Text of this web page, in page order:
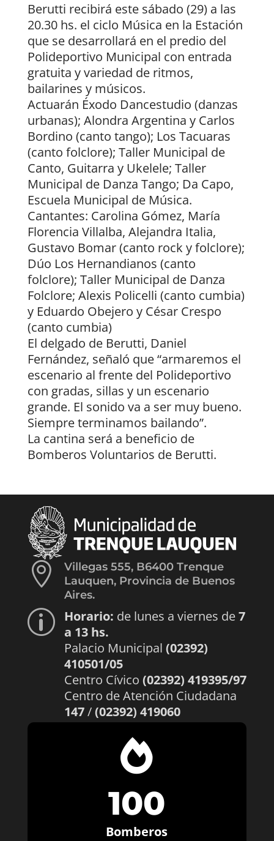
Berutti recibirá este sábado (29) a las
20.30 hs. el ciclo Música en la Estación
que se desarrollará en el predio del
Polideportivo Municipal con entrada
gratuita y variedad de ritmos,
bailarines y músicos.
Actuarán Éxodo Dancestudio (danzas
urbanas); Alondra Argentina y Carlos
Bordino (canto tango); Los Tacuaras
(canto folclore); Taller Municipal de
Canto, Guitarra y Ukelele; Taller
Municipal de Danza Tango; Da Capo,
Escuela Municipal de Música.
Cantantes: Carolina Gómez, María
Florencia Villalba, Alejandra Italia,
Gustavo Bomar (canto rock y folclore);
Dúo Los Hernandianos (canto
folclore); Taller Municipal de Danza
Folclore; Alexis Policelli (canto cumbia)
y Eduardo Obejero y César Crespo
(canto cumbia)
El delgado de Berutti, Daniel
Fernández, señaló que “armaremos el
escenario al frente del Polideportivo
con gradas, sillas y un escenario
grande. El sonido va a ser muy bueno.
Siempre terminamos bailando”.
La cantina será a beneficio de
Bomberos Voluntarios de Berutti.

Villegas 555, B6400 Trenque
Lauquen, Provincia de Buenos
Aires.
p Horario: de lunes a viernes de7
a 13 hs.
Palacio Municipal (02392)
410501/05
Centro Cívico (02392) 419395/97
Centro de Atención Ciudadana
147/(02392) 419060

100
Bomberos